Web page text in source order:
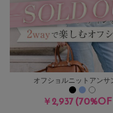
オフショルニットアンサ
￥2,937